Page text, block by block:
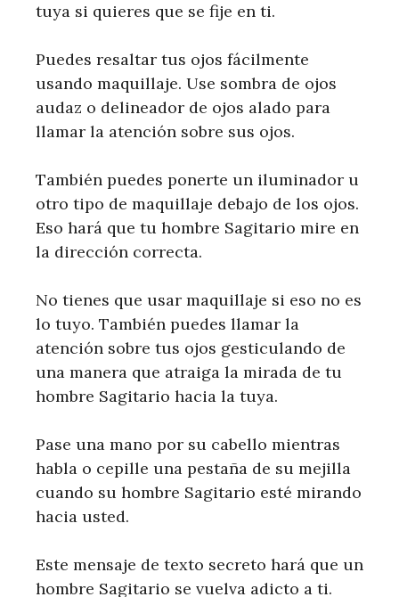
tuya si quieres que se fije en ti.
Puedes resaltar tus ojos fácilmente
usando maquillaje. Use sombra de ojos
audaz o delineador de ojos alado para
llamar la atención sobre sus ojos.
También puedes ponerte un iluminador u
otro tipo de maquillaje debajo de los ojos.
Eso hará que tu hombre Sagitario mire en
la dirección correcta.
No tienes que usar maquillaje si eso no es
lo tuyo. También puedes llamar la
atención sobre tus ojos gesticulando de
una manera que atraiga la mirada de tu
hombre Sagitario hacia la tuya.
Pase una mano por su cabello mientras
habla o cepille una pestaña de su mejilla
cuando su hombre Sagitario esté mirando
hacia usted.
Este mensaje de texto secreto hará que un
hombre Sagitario se vuelva adicto a ti.